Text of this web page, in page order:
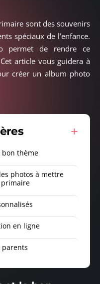
sont des souvenirs
spéciaux de l’enfance.
permet de rendre ce
article vous guidera à
créer un album photo
thème
photos à mettre
primaire
en ligne
parents